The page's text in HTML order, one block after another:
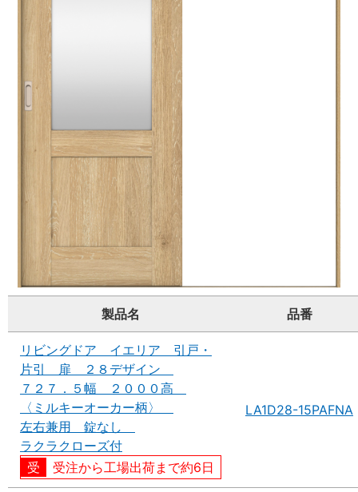
製品名 品番
リビングドア イエリア 引戸・
片引 扉 ２８デザイン
７２７．５幅 ２０００高
〈ミルキーオーカー柄〉
左右兼用 錠なし
ラクラクローズ付
受注から工場出荷まで約6日
LA1D28-15PAFNA